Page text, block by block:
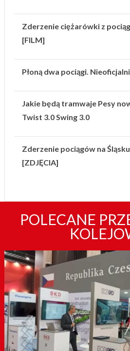
Zderzenie ciężarówki z
[FILM]
Płoną dwa pociągi.
Jakie będą tramwaje Pesy
Twist 3.0 Swing 3.0
Zderzenie pociągów na
[ZDJĘCIA]
POLECANE